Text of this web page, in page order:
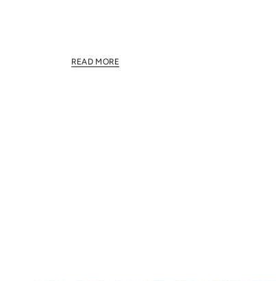
READ MORE